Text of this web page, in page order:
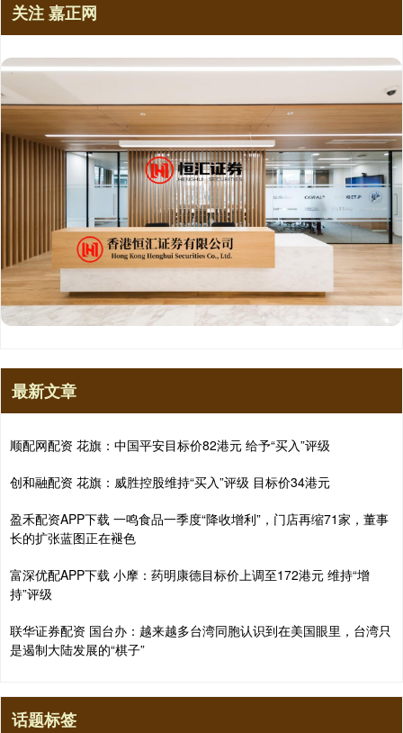
关注 嘉正网
最新文章
顺配网配资 花旗：中国平安目标价82港元 给予“买入”评级
创和融配资 花旗：威胜控股维持“买入”评级 目标价34港元
盈禾配资APP下载 一鸣食品一季度“降收增利”，门店再缩71家，董事
长的扩张蓝图正在褪色
富深优配APP下载 小摩：药明康德目标价上调至172港元 维持“增
持”评级
联华证券配资 国台办：越来越多台湾同胞认识到在美国眼里，台湾只
是遏制大陆发展的“棋子”
话题标签